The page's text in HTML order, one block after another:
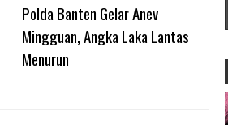
Polda Banten Gelar Anev
Mingguan, Angka Laka Lantas
Menurun